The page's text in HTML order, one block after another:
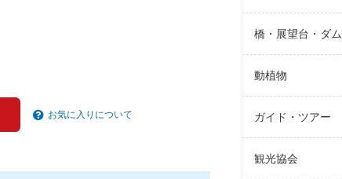
お気に入りについて
橋・展望台・ダム
動植物
ガイド・ツアー
観光協会